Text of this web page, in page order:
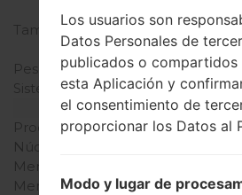
Tamaño (dimensiones)
106.9
x 2.0
Peso
115
Sistema de operación
LG
Hardware
Procesador
-
Núcleos de UCP
Memoria RAM
Memoria interna
60MB
Los usuarios son
Datos Personales de
publicados o compartidos
esta Aplicación y
el consentimiento de
proporcionar los Datos al
Modo y lugar de